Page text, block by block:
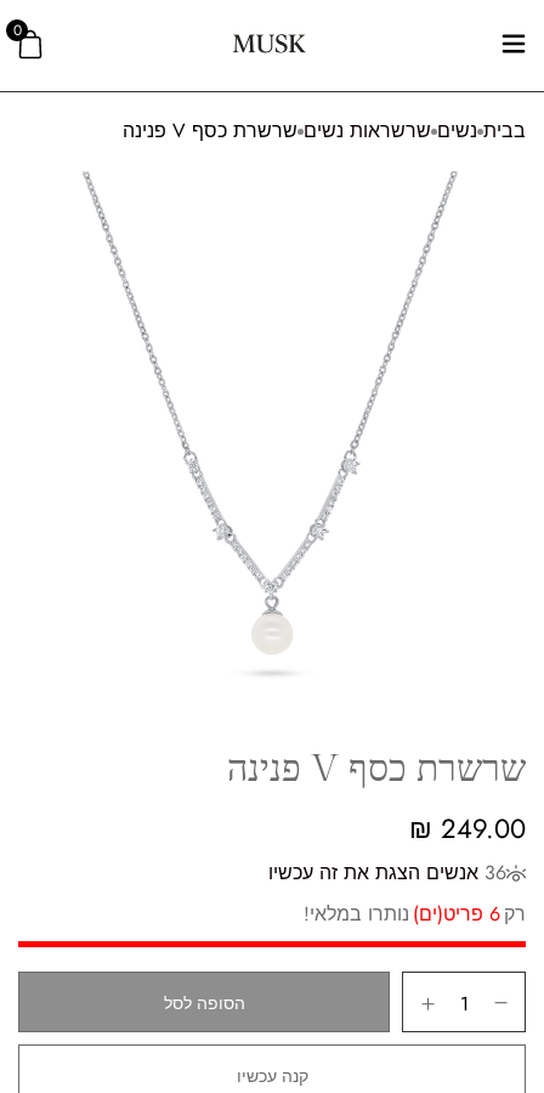
0
בבית נשים שרשראות נשים שרשרת כסף V פנינה
שרשרת כסף V פנינה
249.00
₪
36 אנשים הצגת את זה עכשיו
רק6 פריט(ים) נותרו במלאי!
הסופה לסל
קנה עכשיו